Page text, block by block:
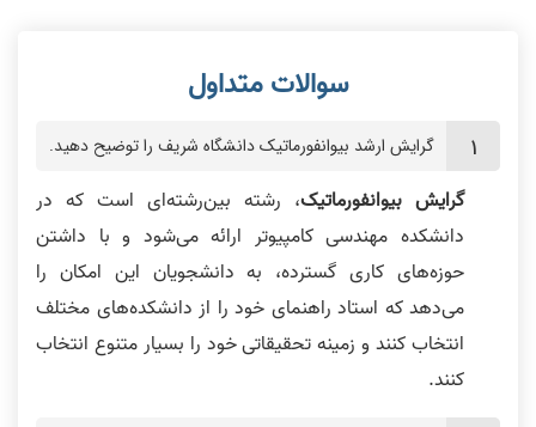
گرایش ارشد بیوانفورماتیک دانشگاه شریف را توضیح دهید.
گرایش بیوانفورماتیک، رشته بین‌رشته‌ای است که در
دانشکده مهندسی کامپیوتر ارائه می‌شود و با داشتن
حوزه‌های کاری گسترده، به دانشجویان این امکان را
می‌دهد که استاد راهنمای خود را از دانشکده‌های مختلف
انتخاب کنند و زمینه تحقیقاتی خود را بسیار متنوع انتخاب
کنند.